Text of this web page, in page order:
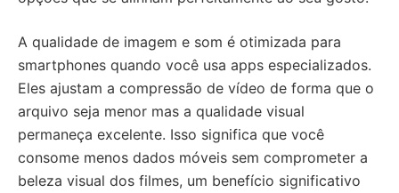
A qualidade de imagem e som é otimizada para
smartphones quando você usa apps especializados.
Eles ajustam a compressão de vídeo de forma que o
arquivo seja menor mas a qualidade visual
permaneça excelente. Isso significa que você
consome menos dados móveis sem comprometer a
beleza visual dos filmes, um benefício significativo